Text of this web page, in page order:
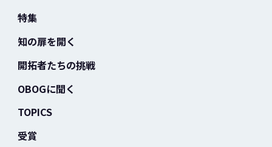
特集
知の扉を開く
開拓者たちの挑戦
OBOGに聞く
TOPICS
受賞